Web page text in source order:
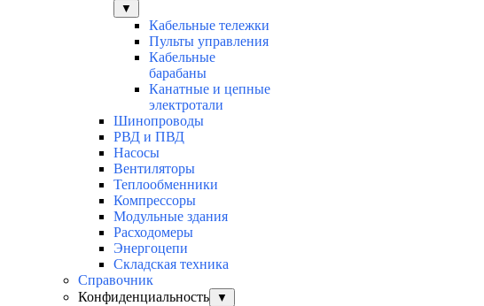
▼
Кабельные тележки
Пульты управления
Кабельные
барабаны
Канатные и цепные
электротали
Шинопроводы
РВД и ПВД
Насосы
Вентиляторы
Теплообменники
Компрессоры
Модульные здания
Расходомеры
Энергоцепи
Складская техника
Справочник
Конфиденциальность
▼